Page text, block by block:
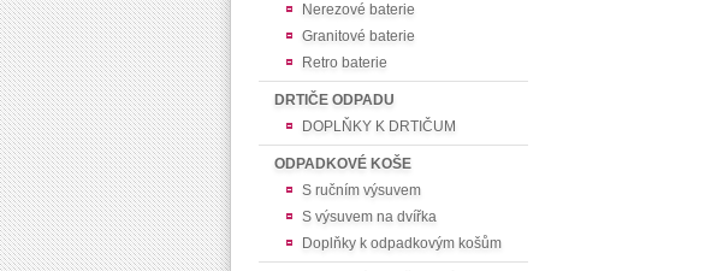
Nerezové baterie
Granitové baterie
Retro baterie
DRTIČE ODPADU
DOPLŇKY K DRTIČUM
ODPADKOVÉ KOŠE
S ručním výsuvem
S výsuvem na dvířka
Doplňky k odpadkovým košům